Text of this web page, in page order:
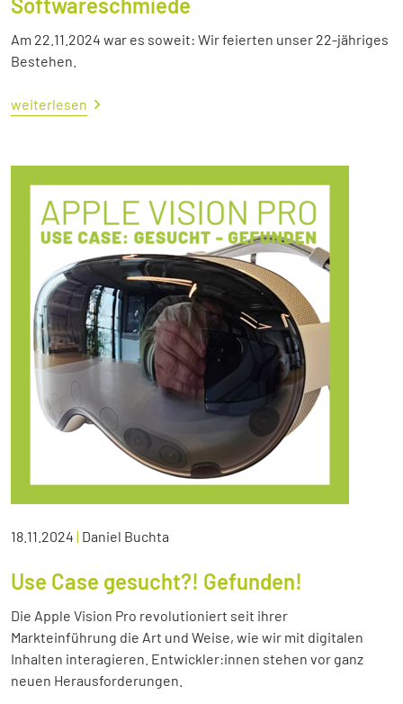
Am 22.11.2024 war es soweit: Wir feierten unser 22-jähriges
Bestehen.
weiterlesen
18.11.2024 | Daniel Buchta
Use Case gesucht?! Gefunden!
Die Apple Vision Pro revolutioniert seit ihrer
Markteinführung die Art und Weise, wie wir mit digitalen
Inhalten interagieren. Entwickler:innen stehen vor ganz
neuen Herausforderungen.